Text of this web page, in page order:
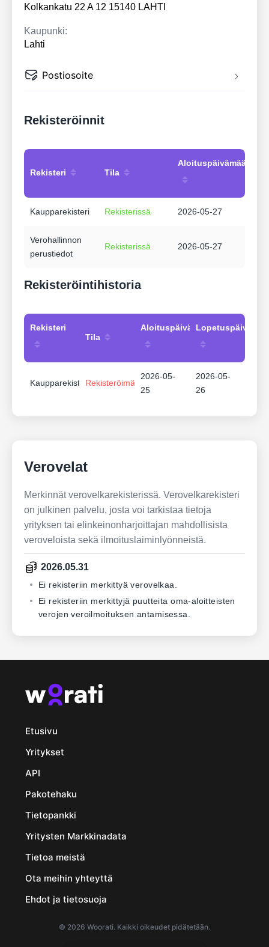
Kolkankatu 22 A 12 15140 LAHTI
Kaupunki:
Lahti
Postiosoite
Rekisteröinnit
Rekisteri Tila
Aloituspäivämäärä
Kaupparekisteri Rekisterissä 2026-05-27
Verohallinnon
perustiedot
Rekisterissä 2026-05-27
Rekisteröintihistoria
Rekisteri
Tila
Aloituspäivämäärä
KaupparekisteriRekisteröimätön
2026-05-
25
2026-05-
26
Verovelat
Merkinnät verovelkarekisterissä. Verovelkarekisteri
on julkinen palvelu, josta voi tarkistaa tietoja
yrityksen tai elinkeinonharjoittajan mahdollisista
veroveloista sekä ilmoituslaiminlyönneistä.
2026.05.31
Ei rekisteriin merkittyä verovelkaa.
Ei rekisteriin merkittyjä puutteita oma-aloitteisten
verojen veroilmoituksen antamisessa.
Etusivu
Yritykset
API
Pakotehaku
Tietopankki
Yritysten Markkinadata
Tietoa meistä
Ota meihin yhteyttä
Ehdot ja tietosuoja
© 2026 Woorati. Kaikki oikeudet pidätetään.